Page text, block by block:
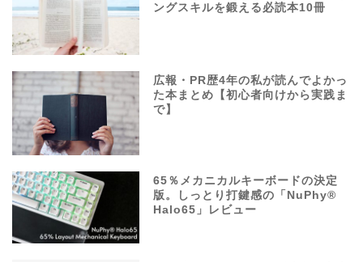
ングスキルを鍛える必読本10冊
広報・PR歴4年の私が読んでよかっ
た本まとめ【初心者向けから実践ま
で】
65％メカニカルキーボードの決定
版。しっとり打鍵感の「NuPhy®
Halo65」レビュー